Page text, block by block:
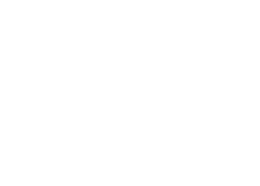
ても喜んでおりました！可